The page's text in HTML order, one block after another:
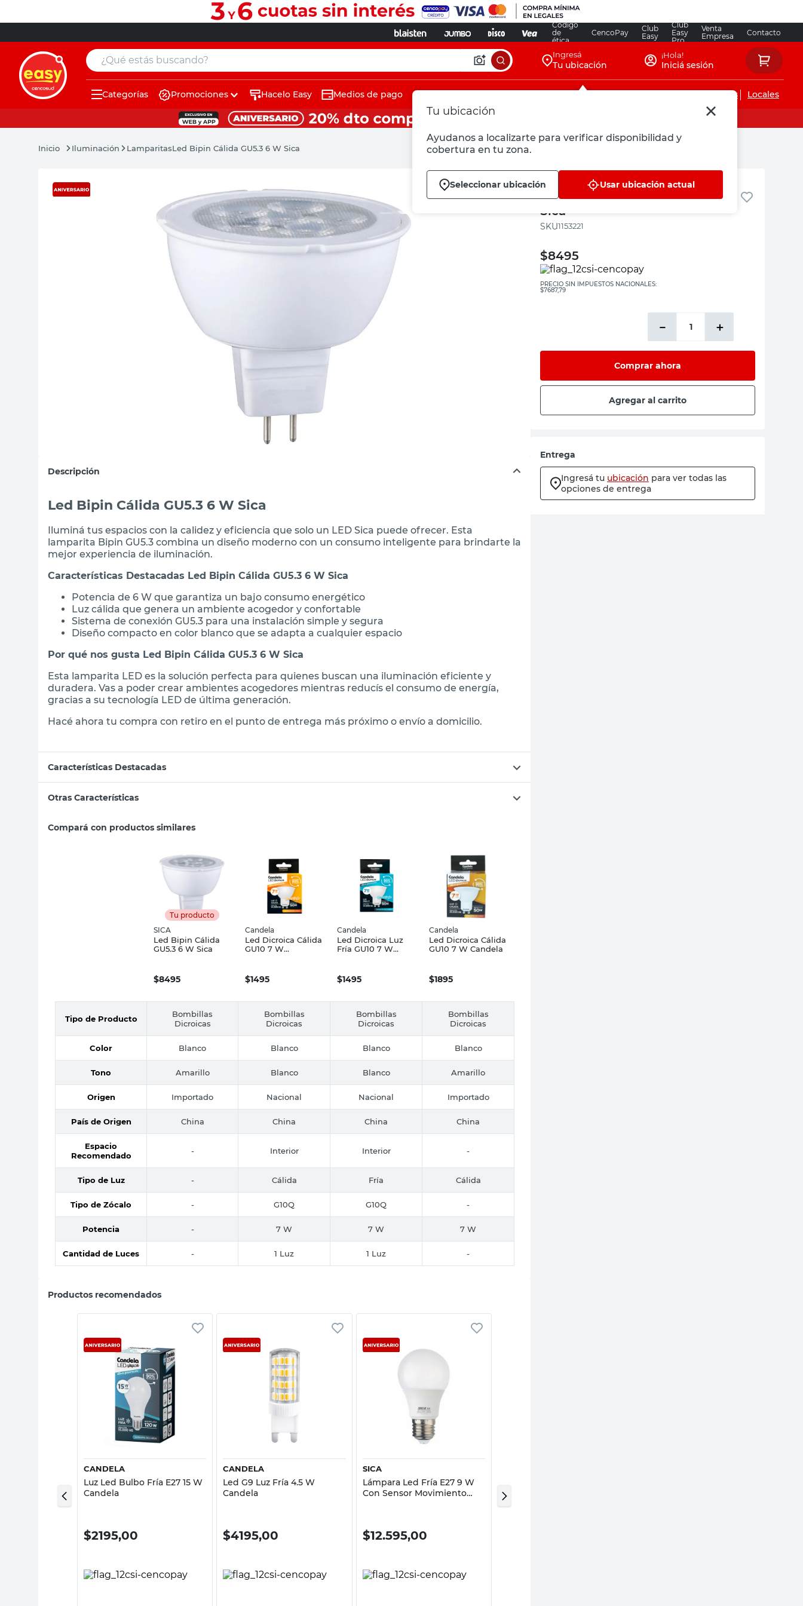
Código
de
ética
CencoPay
Club
Easy
Club
Easy
Pro
Venta
Empresa
Contacto
¿Qué estás buscando? Ingresá
Tu ubicación
Tu ubicación
Ayudanos a localizarte para verificar disponibilidad y
cobertura en tu zona.
Seleccionar ubicación Usar ubicación actual
¡Hola!
Iniciá sesión
Categorías Promociones Hacelo Easy Medios de pago Servicios de instalaciones Locales
Iluminación LamparitasLed Bipin Cálida GU5.3 6 W Sica
Descripción
Led Bipin Cálida GU5.3 6 W Sica
Iluminá tus espacios con la calidez y eficiencia que solo un LED Sica puede ofrecer. Esta
lamparita Bipin GU5.3 combina un diseño moderno con un consumo inteligente para brindarte la
mejor experiencia de iluminación.
Características Destacadas Led Bipin Cálida GU5.3 6 W Sica
Potencia de 6 W que garantiza un bajo consumo energético
Luz cálida que genera un ambiente acogedor y confortable
Sistema de conexión GU5.3 para una instalación simple y segura
Diseño compacto en color blanco que se adapta a cualquier espacio
Por qué nos gusta Led Bipin Cálida GU5.3 6 W Sica
Esta lamparita LED es la solución perfecta para quienes buscan una iluminación eficiente y
duradera. Vas a poder crear ambientes acogedores mientras reducís el consumo de energía,
gracias a su tecnología LED de última generación.
Hacé ahora tu compra con retiro en el punto de entrega más próximo o envío a domicilio.
Características Destacadas
Otras Características
Compará con productos similares
Tu producto
SICA
Led Bipin Cálida
GU5.3 6 W Sica
$8495
Candela
Led Dicroica Cálida
GU10 7 W
$1495
Candela
Led Dicroica Luz
Fría GU10 7 W
$1495
Candela
Led Dicroica Cálida
GU10 7 W Candela
$1895
Tipo de Producto
Bombillas
Dicroicas
Bombillas
Dicroicas
Bombillas
Dicroicas
Bombillas
Dicroicas
Color Blanco Blanco Blanco Blanco
Tono Amarillo Blanco Blanco Amarillo
Origen Importado Nacional Nacional Importado
País de Origen China China China China
Espacio
Recomendado
- Interior Interior -
Tipo de Luz - Cálida Fría Cálida
Tipo de Zócalo - G10Q G10Q -
Potencia - 7 W 7 W 7 W
Cantidad de Luces - 1 Luz 1 Luz -
Productos recomendados
Vista rápida
CANDELA
Luz Led Bulbo Fría E27 15 W
Candela
$2195,00
CANDELA
Led G9 Luz Fría 4.5 W
Candela
$4195,00
Vista rápida
SICA
Lámpara Led Fría E27 9 W
Con Sensor Movimiento
$12.595,00
Ledvance
SICA
Led Bipin Cálida GU5.3 6 W
Sica
:1153221
$8495
PRECIO SIN IMPUESTOS NACIONALES:
$7687,79
＋
－
Comprar ahora
Agregar al carrito
Entrega
Ingresá tu ubicación para ver todas las
opciones de entrega
muebles